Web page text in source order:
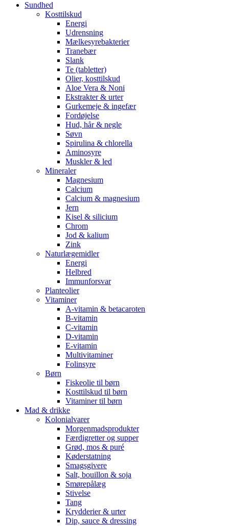
Sundhed
Kosttilskud
Energi
Udrensning
Mælkesyrebakterier
Tranebær
Slank
Te (tabletter)
Olier, kosttilskud
Aloe Vera & Noni
Ekstrakter & urter
Gurkemeje & ingefær
Fordøjelse
Hud, hår & negle
Søvn
Spirulina & chlorella
Aminosyre
Muskler & led
Mineraler
Magnesium
Calcium
Calcium & magnesium
Jern
Kisel & silicium
Chrom
Jod & kalium
Zink
Naturlægemidler
Energi
Helbred
Immunforsvar
Planteolier
Vitaminer
A-vitamin & betacaroten
B-vitamin
C-vitamin
D-vitamin
E-vitamin
Multivitaminer
Folinsyre
Børn
Fiskeolie til børn
Kosttilskud til børn
Vitaminer til børn
Mad & drikke
Kolonialvarer
Morgenmadsprodukter
Færdigretter og supper
Grød, mos & puré
Køderstatning
Smagsgivere
Salt, bouillon & soja
Smørepålæg
Stivelse
Tang
Krydderier & urter
Dip, sauce & dressing